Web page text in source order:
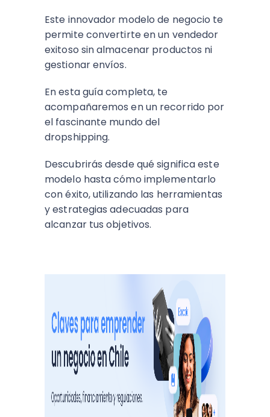
Este innovador modelo de negocio te
permite convertirte en un vendedor
exitoso sin almacenar productos ni
gestionar envíos.
En esta guía completa, te
acompañaremos en un recorrido por
el fascinante mundo del
dropshipping.
Descubrirás desde qué significa este
modelo hasta cómo implementarlo
con éxito, utilizando las herramientas
y estrategias adecuadas para
alcanzar tus objetivos.